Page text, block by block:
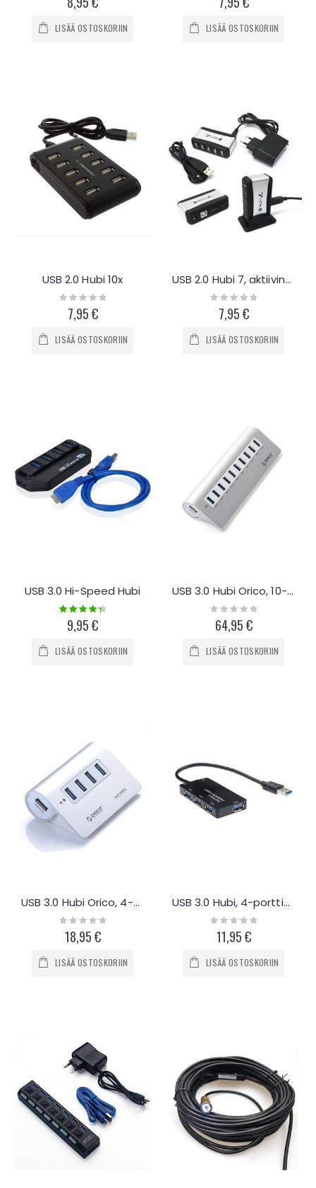
LISÄÄ OSTOSKORIIN LISÄÄ OSTOSKORIIN
USB 2.0 Hubi 10x
Rating:
0%7,95 €
LISÄÄ OSTOSKORIIN
USB 2.0 Hubi 7, aktiivinen
Rating:
0%7,95 €
LISÄÄ OSTOSKORIIN
USB 3.0 Hi-Speed Hubi
Rating:
90%
9,95 €
LISÄÄ OSTOSKORIIN
USB 3.0 Hubi Orico, 10-porttinen
Rating:
0%
64,95 €
LISÄÄ OSTOSKORIIN
USB 3.0 Hubi Orico, 4-porttinen
Rating:
0%
18,95 €
LISÄÄ OSTOSKORIIN
USB 3.0 Hubi, 4-porttinen
Rating:
0%
11,95 €
LISÄÄ OSTOSKORIIN